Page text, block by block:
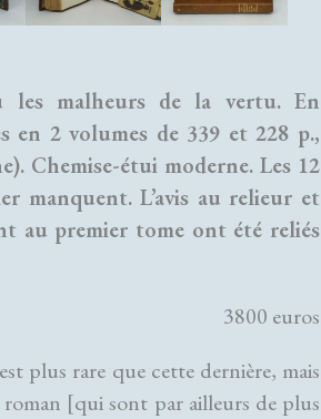
les malheurs de la vertu. En
en 2 volumes de 339 et 228 p.,
Chemise-étui moderne. Les 12
manquent. L’avis au relieur et
au premier tome ont été reliés
3800 euros
plus rare que cette dernière, mais
[qui sont par ailleurs de plus